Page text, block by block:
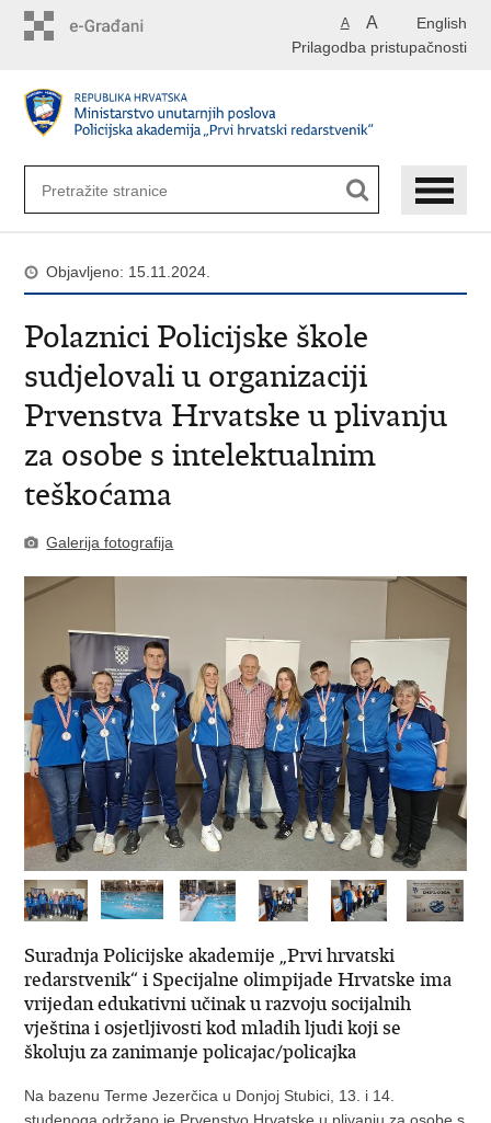
English
A A
Prilagodba pristupačnosti
Objavljeno: 15.11.2024.
Polaznici Policijske škole
sudjelovali u organizaciji
Prvenstva Hrvatske u plivanju
za osobe s intelektualnim
teškoćama
Galerija fotografija
Suradnja Policijske akademije „Prvi hrvatski
redarstvenik“ i Specijalne olimpijade Hrvatske ima
vrijedan edukativni učinak u razvoju socijalnih
vještina i osjetljivosti kod mladih ljudi koji se
školuju za zanimanje policajac/policajka
Na bazenu Terme Jezerčica u Donjoj Stubici, 13. i 14.